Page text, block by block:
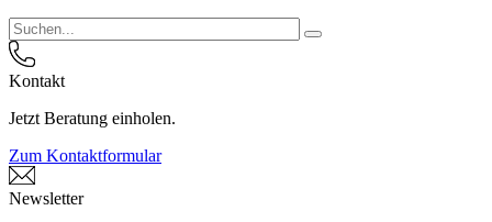
Kontakt
Jetzt Beratung einholen.
Zum Kontaktformular
Newsletter